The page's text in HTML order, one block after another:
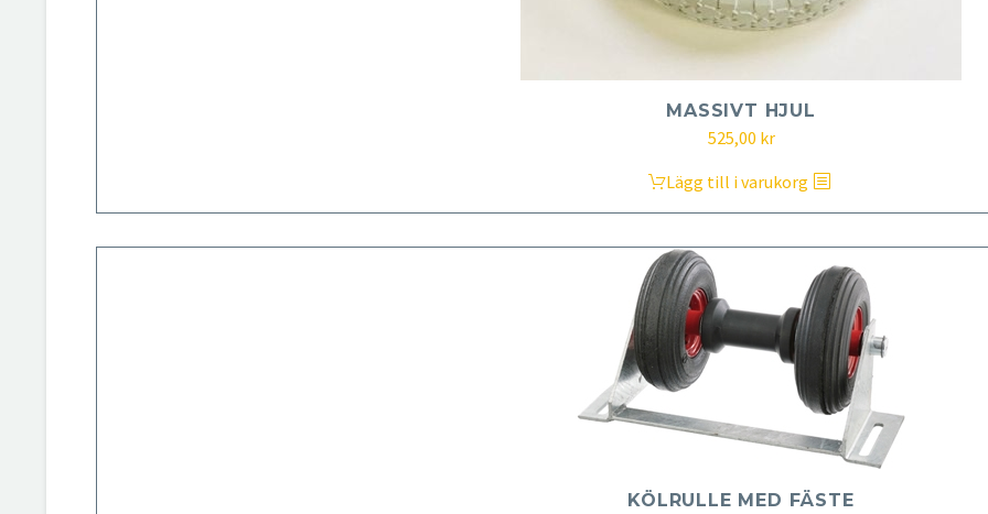
MASSIVT HJUL
525,00 kr
Lägg till i varukorg
KÖLRULLE MED FÄSTE